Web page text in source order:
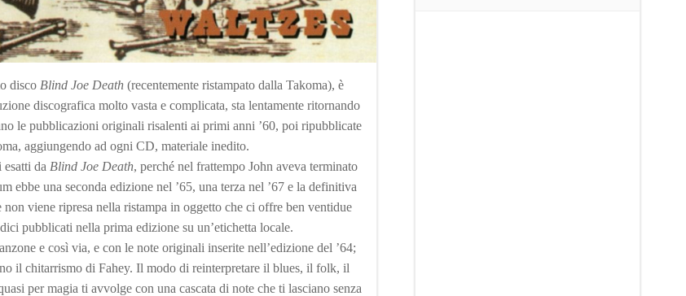
disco Blind Joe Death (recentemente ristampato dalla Takoma), è
discografica molto vasta e complicata, sta lentamente ritornando
le pubblicazioni originali risalenti ai primi anni ’60, poi ripubblicate
aggiungendo ad ogni CD, materiale inedito.
da Blind Joe Death, perché nel frattempo John aveva terminato
una seconda edizione nel ’65, una terza nel ’67 e la definitiva
viene ripresa nella ristampa in oggetto che ci offre ben ventidue
pubblicati nella prima edizione su un’etichetta locale.
e così via, e con le note originali inserite nell’edizione del ’64;
il chitarrismo di Fahey. Il modo di reinterpretare il blues, il folk, il
per magia ti avvolge con una cascata di note che ti lasciano senza